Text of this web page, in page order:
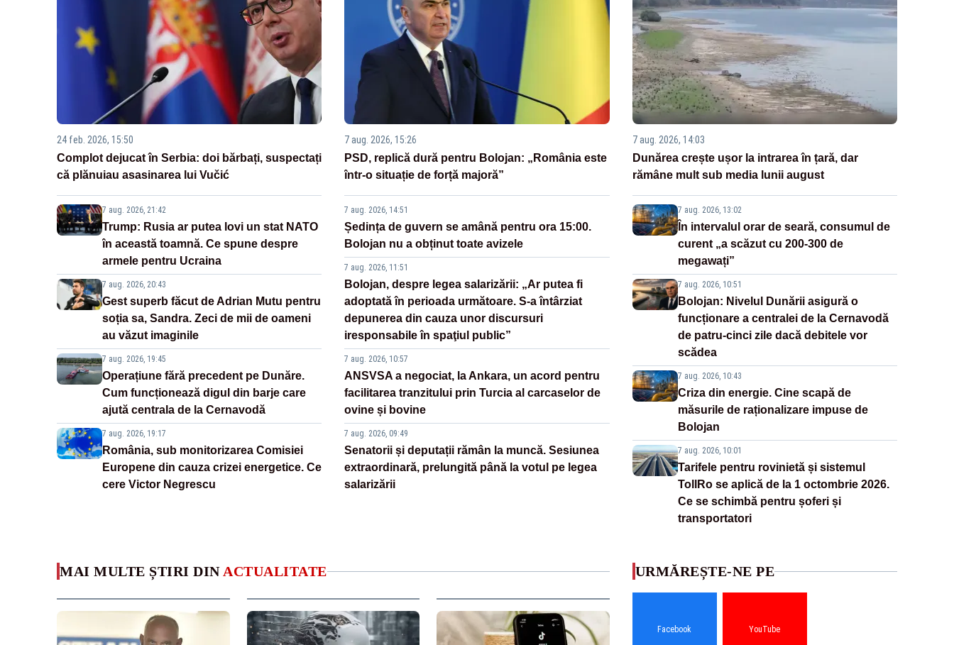
24 feb. 2026, 15:50
Complot dejucat în Serbia: doi bărbați, suspectați
că plănuiau asasinarea lui Vučić
7 aug. 2026, 21:42
Trump: Rusia ar putea lovi un stat NATO
în această toamnă. Ce spune despre
armele pentru Ucraina
7 aug. 2026, 20:43
Gest superb făcut de Adrian Mutu pentru
soția sa, Sandra. Zeci de mii de oameni
au văzut imaginile
7 aug. 2026, 19:45
Operațiune fără precedent pe Dunăre.
Cum funcționează digul din barje care
ajută centrala de la Cernavodă
7 aug. 2026, 19:17
România, sub monitorizarea Comisiei
Europene din cauza crizei energetice. Ce
cere Victor Negrescu
7 aug. 2026, 15:26
PSD, replică dură pentru Bolojan: „România este
într-o situație de forță majoră”
7 aug. 2026, 14:51
Ședința de guvern se amână pentru ora 15:00.
Bolojan nu a obținut toate avizele
7 aug. 2026, 11:51
Bolojan, despre legea salarizării: „Ar putea fi
adoptată în perioada următoare. S-a întârziat
depunerea din cauza unor discursuri
iresponsabile în spaţiul public”
7 aug. 2026, 10:57
ANSVSA a negociat, la Ankara, un acord pentru
facilitarea tranzitului prin Turcia al carcaselor de
ovine și bovine
7 aug. 2026, 09:49
Senatorii și deputații rămân la muncă. Sesiunea
extraordinară, prelungită până la votul pe legea
salarizării
7 aug. 2026, 14:03
Dunărea crește ușor la intrarea în țară, dar
rămâne mult sub media lunii august
7 aug. 2026, 13:02
În intervalul orar de seară, consumul de
curent „a scăzut cu 200-300 de
megawați”
7 aug. 2026, 10:51
Bolojan: Nivelul Dunării asigură o
funcționare a centralei de la Cernavodă
de patru-cinci zile dacă debitele vor
scădea
7 aug. 2026, 10:43
Criza din energie. Cine scapă de
măsurile de raționalizare impuse de
Bolojan
7 aug. 2026, 10:01
Tarifele pentru rovinietă și sistemul
TollRo se aplică de la 1 octombrie 2026.
Ce se schimbă pentru șoferi și
transportatori
MAI MULTE ȘTIRI DIN ACTUALITATE URMĂREȘTE-NE PE
Facebook YouTube